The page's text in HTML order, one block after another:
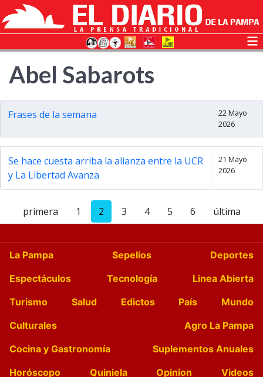
Abel Sabarots
Frases de la semana
22 Mayo
2026
Se hace cuesta arriba la alianza entre la UCR
y La Libertad Avanza
21 Mayo
2026
primera 1 2 3 4 5 6 última
La Pampa Sepelios
Deportes
Espectáculos
Tecnología
Linea Abierta
Turismo
Salud Edictos País
Mundo
Culturales
Agro La Pampa
Cocina y Gastronomía
Suplementos Anuales
Horóscopo
Quiniela Opinion
Videos